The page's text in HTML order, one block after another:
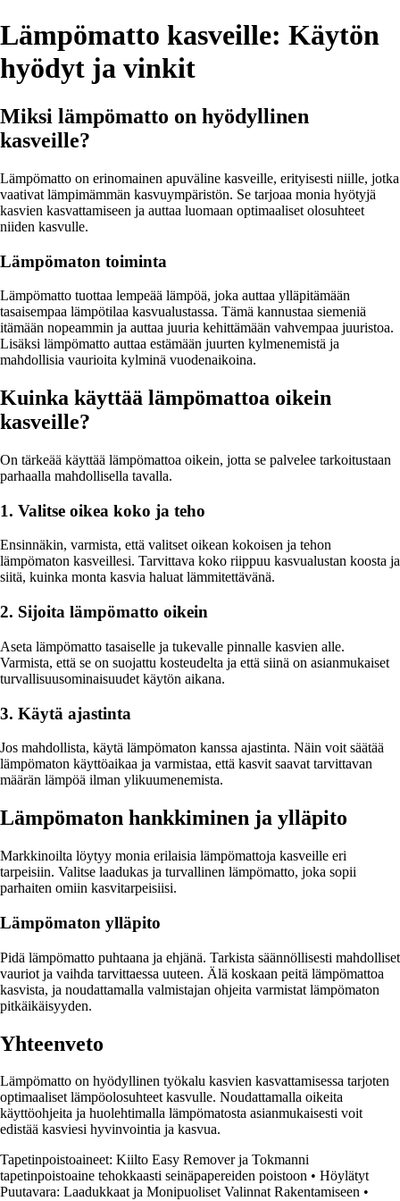
Lämpömatto kasveille: Käytön
hyödyt ja vinkit
Miksi lämpömatto on hyödyllinen
kasveille?
Lämpömatto on erinomainen apuväline kasveille, erityisesti niille, jotka
vaativat lämpimämmän kasvuympäristön. Se tarjoaa monia hyötyjä
kasvien kasvattamiseen ja auttaa luomaan optimaaliset olosuhteet
niiden kasvulle.
Lämpömaton toiminta
Lämpömatto tuottaa lempeää lämpöä, joka auttaa ylläpitämään
tasaisempaa lämpötilaa kasvualustassa. Tämä kannustaa siemeniä
itämään nopeammin ja auttaa juuria kehittämään vahvempaa juuristoa.
Lisäksi lämpömatto auttaa estämään juurten kylmenemistä ja
mahdollisia vaurioita kylminä vuodenaikoina.
Kuinka käyttää lämpömattoa oikein
kasveille?
On tärkeää käyttää lämpömattoa oikein, jotta se palvelee tarkoitustaan
parhaalla mahdollisella tavalla.
1. Valitse oikea koko ja teho
Ensinnäkin, varmista, että valitset oikean kokoisen ja tehon
lämpömaton kasveillesi. Tarvittava koko riippuu kasvualustan koosta ja
siitä, kuinka monta kasvia haluat lämmitettävänä.
2. Sijoita lämpömatto oikein
Aseta lämpömatto tasaiselle ja tukevalle pinnalle kasvien alle.
Varmista, että se on suojattu kosteudelta ja että siinä on asianmukaiset
turvallisuusominaisuudet käytön aikana.
3. Käytä ajastinta
Jos mahdollista, käytä lämpömaton kanssa ajastinta. Näin voit säätää
lämpömaton käyttöaikaa ja varmistaa, että kasvit saavat tarvittavan
määrän lämpöä ilman ylikuumenemista.
Lämpömaton hankkiminen ja ylläpito
Markkinoilta löytyy monia erilaisia lämpömattoja kasveille eri
tarpeisiin. Valitse laadukas ja turvallinen lämpömatto, joka sopii
parhaiten omiin kasvitarpeisiisi.
Lämpömaton ylläpito
Pidä lämpömatto puhtaana ja ehjänä. Tarkista säännöllisesti mahdolliset
vauriot ja vaihda tarvittaessa uuteen. Älä koskaan peitä lämpömattoa
kasvista, ja noudattamalla valmistajan ohjeita varmistat lämpömaton
pitkäikäisyyden.
Yhteenveto
Lämpömatto on hyödyllinen työkalu kasvien kasvattamisessa tarjoten
optimaaliset lämpöolosuhteet kasvulle. Noudattamalla oikeita
käyttöohjeita ja huolehtimalla lämpömatosta asianmukaisesti voit
edistää kasviesi hyvinvointia ja kasvua.
Tapetinpoistoaineet: Kiilto Easy Remover ja Tokmanni
tapetinpoistoaine tehokkaasti seinäpapereiden poistoon • Höylätyt
Puutavara: Laadukkaat ja Monipuoliset Valinnat Rakentamiseen •